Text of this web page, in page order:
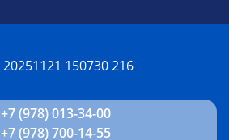
+7 (978) 013-34-00
+7 (978) 700-14-55